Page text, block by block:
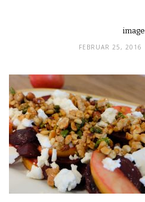
image
FEBRUAR 25, 2016